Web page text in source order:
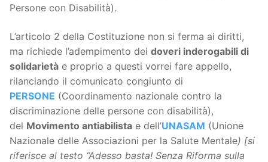
Persone con Disabilità).
L’articolo 2 della Costituzione non si ferma ai diritti,
ma richiede l’adempimento dei doveri inderogabili di
solidarietà e proprio a questi vorrei fare appello,
rilanciando il comunicato congiunto di
PERSONE (Coordinamento nazionale contro la
discriminazione delle persone con disabilità),
del Movimento antiabilista e dell’UNASAM (Unione
Nazionale delle Associazioni per la Salute Mentale) [si
riferisce al testo “Adesso basta! Senza Riforma sulla